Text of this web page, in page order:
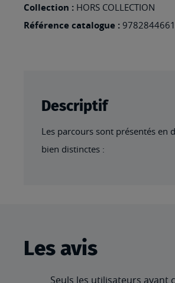
Collection : HORS COLLECTION
Référence catalogue :
Descriptif
Les parcours sont présentés en
bien distinctes :
Les avis
Seuls les utilisateurs ayant